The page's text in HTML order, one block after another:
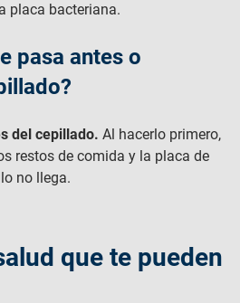
placa bacteriana.
pasa antes o
del cepillado. Al hacerlo primero,
restos de comida y la placa de
no llega.
que te pueden